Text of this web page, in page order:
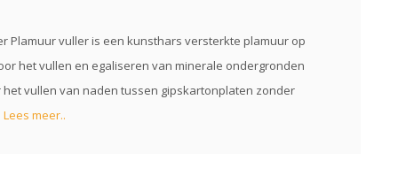
Plamuur vuller is een kunsthars versterkte plamuur op
het vullen en egaliseren van minerale ondergronden
het vullen van naden tussen gipskartonplaten zonder
Lees meer..